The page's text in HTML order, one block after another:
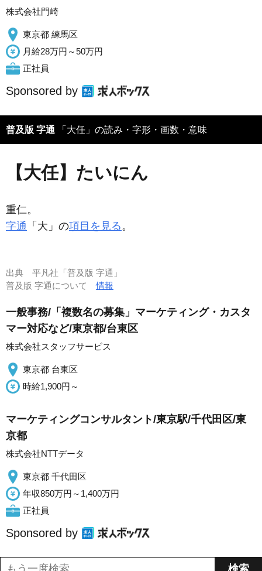
株式会社門崎
東京都 練馬区
月給28万円～50万円
正社員
Sponsored by
普及版 字通 「大任」の読み・字形・画数・意味
【大任】たいにん
重仁。
字通 「大」の項目を見る 。
出典 平凡社「普及版 字通」
普及版 字通について情報
一般事務/「複数名の募集」マーケティング・カスタ
マー対応など/東京都/台東区
株式会社スタッフサービス
東京都 台東区
時給1,900円～
マーケティングコンサルタント/東京駅/千代田区/東
京都
株式会社NTTデータ
東京都 千代田区
年収850万円～1,400万円
正社員
Sponsored by